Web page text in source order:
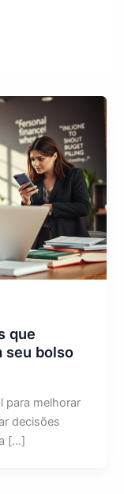
que
seu bolso
para melhorar
decisões
[…]